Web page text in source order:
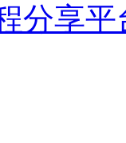
分享平